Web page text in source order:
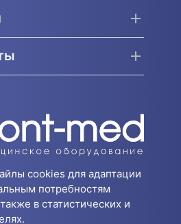
cookies для адаптации
потребностям
в статистических и